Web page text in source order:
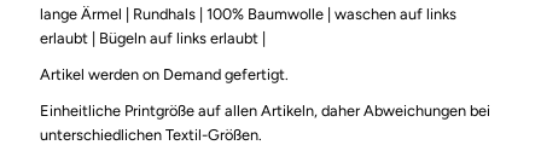
Girl Girl
lange Ärmel | Rundhals | 100% Baumwolle |waschen auf links
erlaubt | Bügeln auf links erlaubt |
Artikel werden on Demand gefertigt.
Einheitliche Printgröße auf allen Artikeln, daher Abweichungen bei
unterschiedlichen Textil-Größen.